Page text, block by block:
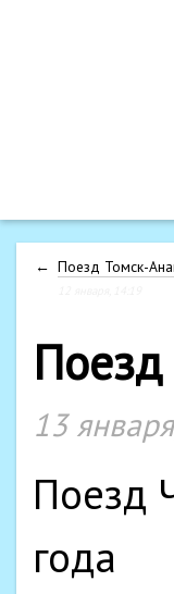
← Поезд Томск-
13
Поезд
года